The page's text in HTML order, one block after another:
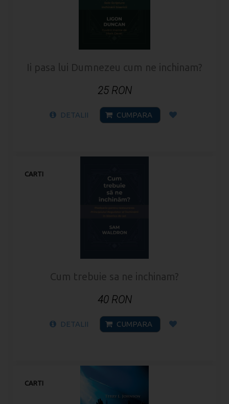
Ii pasa lui Dumnezeu cum ne inchinam?
25 RON
DETALII CUMPARA
CARTI
Cum trebuie sa ne inchinam?
40 RON
DETALII CUMPARA
CARTI